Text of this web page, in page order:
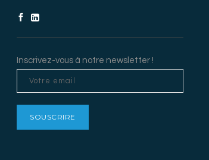
Inscrivez-vous à notre newsletter !